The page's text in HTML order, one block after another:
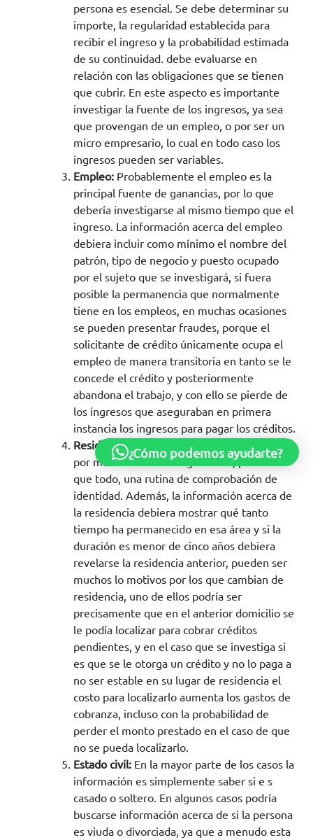
persona es esencial. Se debe determinar su
importe, la regularidad establecida para
recibir el ingreso y la probabilidad estimada
de su continuidad. debe evaluarse en
relación con las obligaciones que se tienen
que cubrir. En este aspecto es importante
investigar la fuente de los ingresos, ya sea
que provengan de un empleo, o por ser un
micro empresario, lo cual en todo caso los
ingresos pueden ser variables.
Empleo: Probablemente el empleo es la
principal fuente de ganancias, por lo que
debería investigarse al mismo tiempo que el
ingreso. La información acerca del empleo
debiera incluir como mínimo el nombre del
patrón, tipo de negocio y puesto ocupado
por el sujeto que se investigará, si fuera
posible la permanencia que normalmente
tiene en los empleos, en muchas ocasiones
se pueden presentar fraudes, porque el
solicitante de crédito únicamente ocupa el
empleo de manera transitoria en tanto se le
concede el crédito y posteriormente
abandona el trabajo, y con ello se pierde de
los ingresos que aseguraban en primera
instancia los ingresos para pagar los créditos.
Residencia: La verificación de la residencia
por medio de la investigación es, primero
que todo, una rutina de comprobación de
identidad. Además, la información acerca de
la residencia debiera mostrar qué tanto
tiempo ha permanecido en esa área y si la
duración es menor de cinco años debiera
revelarse la residencia anterior, pueden ser
muchos lo motivos por los que cambian de
residencia, uno de ellos podría ser
precisamente que en el anterior domicilio se
le podía localizar para cobrar créditos
pendientes, y en el caso que se investiga si
es que se le otorga un crédito y no lo paga a
no ser estable en su lugar de residencia el
costo para localizarlo aumenta los gastos de
cobranza, incluso con la probabilidad de
perder el monto prestado en el caso de que
no se pueda localizarlo.
Estado civil: En la mayor parte de los casos la
información es simplemente saber si e s
casado o soltero. En algunos casos podría
buscarse información acerca de si la persona
es viuda o divorciada, ya que a menudo esta
¿Cómo podemos ayudarte?